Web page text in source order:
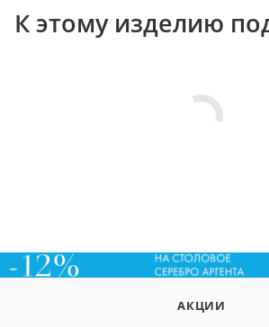
К этому изделию
АКЦИИ